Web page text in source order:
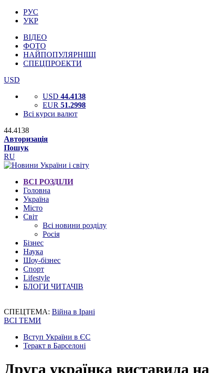
РУС
УКР
ВІДЕО
ФОТО
НАЙПОПУЛЯРНІШІ
СПЕЦПРОЕКТИ
USD
USD 44.4138
EUR 51.2998
Всі курси валют
44.4138
Авторизація
Пошук
RU
ВСІ РОЗДІЛИ
Головна
Україна
Місто
Світ
Всі новини розділу
Росія
Бізнес
Наука
Шоу-бізнес
Спорт
Lifestyle
БЛОГИ ЧИТАЧІВ
СПЕЦТЕМА: Війна в Ірані
ВСІ ТЕМИ
Вступ України в ЄС
Теракт в Барселоні
Друга українка виставила на